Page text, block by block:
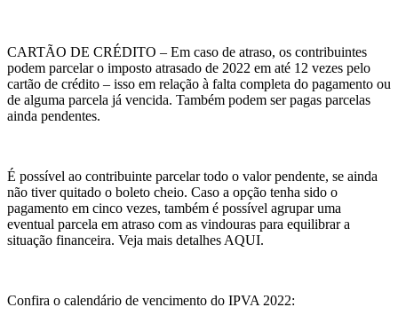
CARTÃO DE CRÉDITO – Em caso de atraso, os contribuintes
podem parcelar o imposto atrasado de 2022 em até 12 vezes pelo
cartão de crédito – isso em relação à falta completa do pagamento ou
de alguma parcela já vencida. Também podem ser pagas parcelas
ainda pendentes.
É possível ao contribuinte parcelar todo o valor pendente, se ainda
não tiver quitado o boleto cheio. Caso a opção tenha sido o
pagamento em cinco vezes, também é possível agrupar uma
eventual parcela em atraso com as vindouras para equilibrar a
situação financeira. Veja mais detalhes AQUI.
Confira o calendário de vencimento do IPVA 2022: